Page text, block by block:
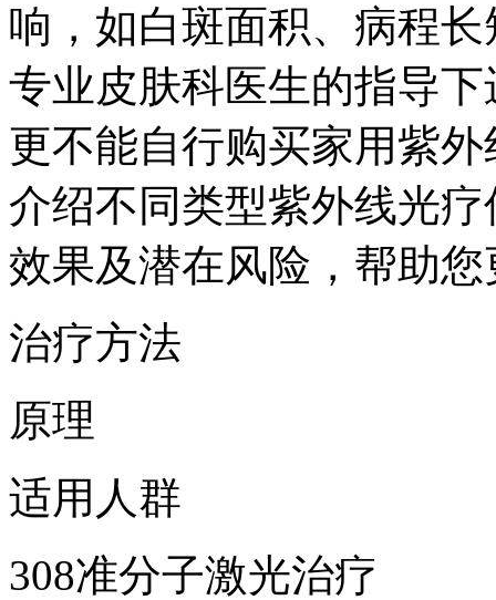
响，如白斑面积、病程
专业皮肤科医生的指导
更不能自行购买家用紫
介绍不同类型紫外线光
效果及潜在风险，帮助
治疗方法
原理
适用人群
308准分子激光治疗